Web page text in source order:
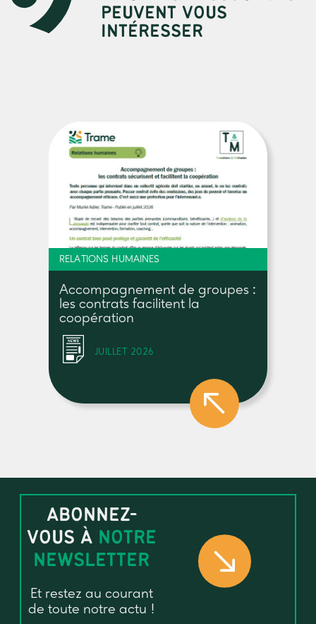
PEUVENT VOUS
INTÉRESSER
RELATIONS HUMAINES
Accompagnement de groupes :
les contrats facilitent la
coopération
JUILLET 2026
ABONNEZ-
VOUS À NOTRE
NEWSLETTER
Et restez au courant
de toute notre actu !